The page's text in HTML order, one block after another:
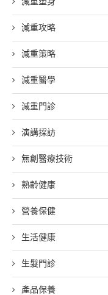
減重攻略
減重策略
減重醫學
減重門診
演講採訪
無創醫療技術
熟齡健康
營養保健
生活健康
生髮門診
產品保養